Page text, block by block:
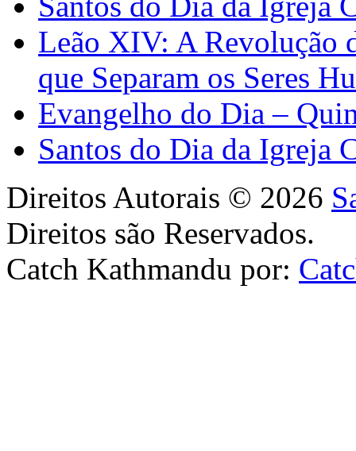
Leão XIV: A Revolução
que Separam os Seres
Evangelho do Dia –
Santos do Dia da Igreja
Direitos Autorais © 2026
Direitos são Reservados.
Catch Kathmandu por: